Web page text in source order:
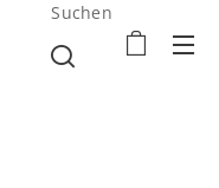
Suchen